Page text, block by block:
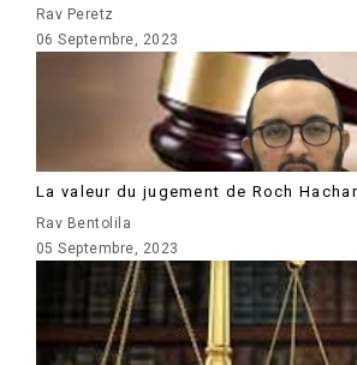
Rav Peretz
06 Septembre, 2023
La valeur du jugement de Roch
Rav Bentolila
05 Septembre, 2023